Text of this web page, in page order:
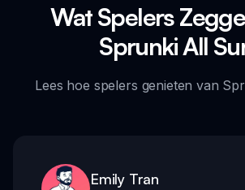
Wat Spelers
Sprunki All
Lees hoe spelers genieten van
Emily Tran